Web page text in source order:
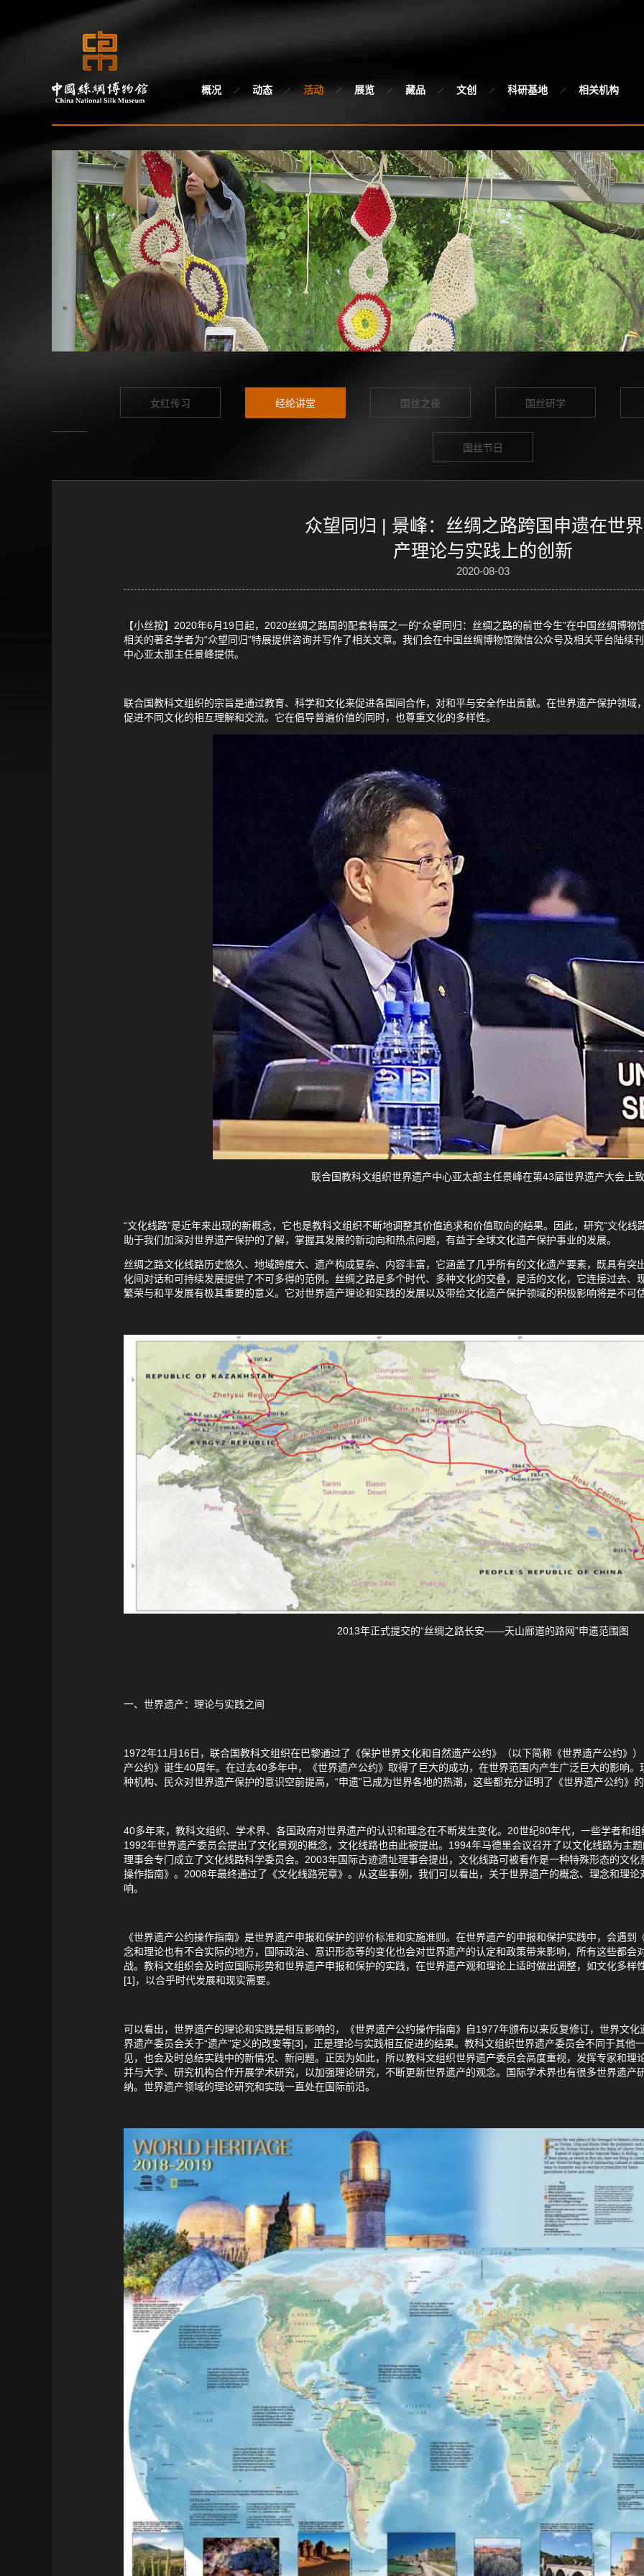
概况 动态 活动 展览 藏品 文创 科研基地 相关机构
女红传习 经纶讲堂 国丝之夜 国丝研学
国丝节日
众望同归 | 景峰：丝绸之路跨国申遗在世
产理论与实践上的创新
2020-08-03
【小丝按】2020年6月19日起，2020丝绸之路周的配套特展之一的“众望同归：丝绸之路的前世今生”在中国丝绸博
相关的著名学者为“众望同归”特展提供咨询并写作了相关文章。我们会在中国丝绸博物馆微信公众号及相关平台陆续
中心亚太部主任景峰提供。
联合国教科文组织的宗旨是通过教育、科学和文化来促进各国间合作，对和平与安全作出贡献。在世界遗产保护领域
促进不同文化的相互理解和交流。它在倡导普遍价值的同时，也尊重文化的多样性。
联合国教科文组织世界遗产中心亚太部主任景峰在第43届世界遗产大会上
“文化线路”是近年来出现的新概念，它也是教科文组织不断地调整其价值追求和价值取向的结果。因此，研究“文化
助于我们加深对世界遗产保护的了解，掌握其发展的新动向和热点问题，有益于全球文化遗产保护事业的发展。
丝绸之路文化线路历史悠久、地域跨度大、遗产构成复杂、内容丰富，它涵盖了几乎所有的文化遗产要素，既具有突
化间对话和可持续发展提供了不可多得的范例。丝绸之路是多个时代、多种文化的交叠，是活的文化，它连接过去、
繁荣与和平发展有极其重要的意义。它对世界遗产理论和实践的发展以及带给文化遗产保护领域的积极影响将是不可
2013年正式提交的“丝绸之路长安——天山廊道的路网”申遗范围图
一、世界遗产：理论与实践之间
1972年11月16日，联合国教科文组织在巴黎通过了《保护世界文化和自然遗产公约》（以下简称《世界遗产公约》
产公约》诞生40周年。在过去40多年中，《世界遗产公约》取得了巨大的成功，在世界范围内产生广泛巨大的影响
种机构、民众对世界遗产保护的意识空前提高，“申遗”已成为世界各地的热潮，这些都充分证明了《世界遗产公约》
40多年来，教科文组织、学术界、各国政府对世界遗产的认识和理念在不断发生变化。20世纪80年代，一些学者和
1992年世界遗产委员会提出了文化景观的概念，文化线路也由此被提出。1994年马德里会议召开了以文化线路为主
理事会专门成立了文化线路科学委员会。2003年国际古迹遗址理事会提出，文化线路可被看作是一种特殊形态的文
操作指南》。2008年最终通过了《文化线路宪章》。从这些事例，我们可以看出，关于世界遗产的概念、理念和理
响。
《世界遗产公约操作指南》是世界遗产申报和保护的评价标准和实施准则。在世界遗产的申报和保护实践中，会遇
念和理论也有不合实际的地方，国际政治、意识形态等的变化也会对世界遗产的认定和政策带来影响，所有这些都会
战。教科文组织会及时应国际形势和世界遗产申报和保护的实践，在世界遗产观和理论上适时做出调整，如文化多样
[1]，以合乎时代发展和现实需要。
可以看出，世界遗产的理论和实践是相互影响的，《世界遗产公约操作指南》自1977年颁布以来反复修订，世界文化
界遗产委员会关于“遗产”定义的改变等[3]，正是理论与实践相互促进的结果。教科文组织世界遗产委员会不同于其他
见，也会及时总结实践中的新情况、新问题。正因为如此，所以教科文组织世界遗产委员会高度重视，发挥专家和理
并与大学、研究机构合作开展学术研究，以加强理论研究，不断更新世界遗产的观念。国际学术界也有很多世界遗产
纳。世界遗产领域的理论研究和实践一直处在国际前沿。